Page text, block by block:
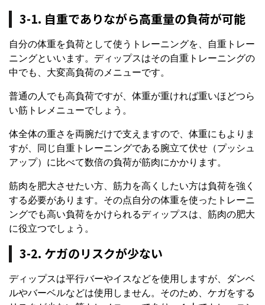
3-1. 自重でありながら高重量の負荷が可能
自分の体重を負荷として使うトレーニングを、自重トレー
ニングといいます。ディップスはその自重トレーニングの
中でも、大変高負荷のメニューです。
普通の人でも高負荷ですが、体重が重ければ重いほどつら
い筋トレメニューでしょう。
体全体の重さを両腕だけで支えますので、体重にもよりま
すが、同じ自重トレーニングである腕立て伏せ（プッシュ
アップ）に比べて数倍の負荷が筋肉にかかります。
筋肉を肥大させたい方、筋力を高くしたい方は負荷を強く
する必要があります。その点自分の体重を使ったトレーニ
ングでも高い負荷をかけられるディップスは、筋肉の肥大
に役立つでしょう。
3-2. ケガのリスクが少ない
ディップスは平行バーやイスなどを使用しますが、ダンベ
ルやバーベルなどは使用しません。そのため、ケガをする